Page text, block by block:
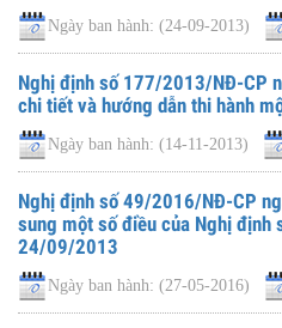
Ngày ban hành: (24-09-2013)
Nghị định số 177/2013/NĐ-CP
chi tiết và hướng dẫn thi hành
Ngày ban hành: (14-11-2013)
Nghị định số 49/2016/NĐ-CP
sung một số điều của Nghị
24/09/2013
Ngày ban hành: (27-05-2016)